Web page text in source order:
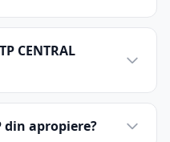
CENTRAL
din apropiere?